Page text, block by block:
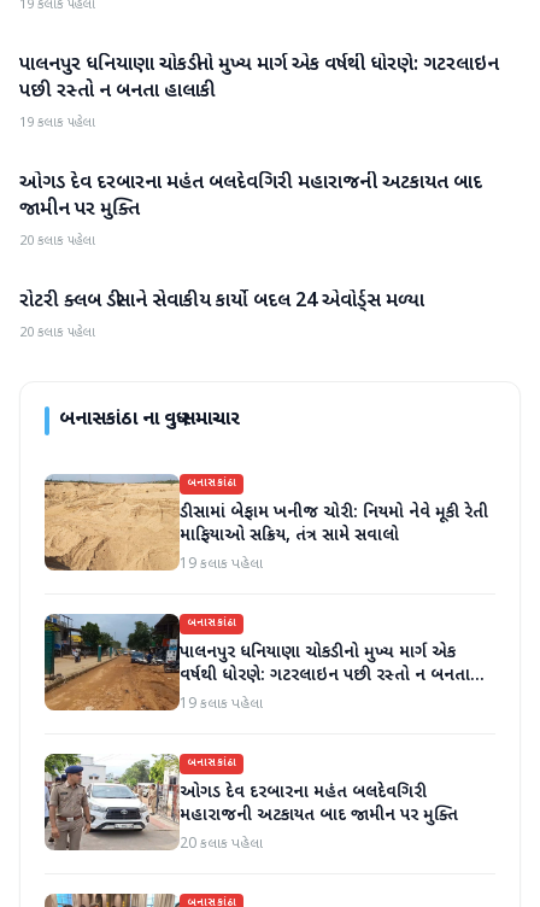
19 કલાક પહેલા
બનાસકાંઠા
પાલનપુર ધનિયાણા ચોકડીનો મુખ્ય માર્ગ એક વર્ષથી ધોરણે: ગટરલાઇન
પછી રસ્તો ન બનતા હાલાકી
19 કલાક પહેલા
બનાસકાંઠા
ઓગડ દેવ દરબારના મહંત બલદેવગિરી મહારાજની અટકાયત બાદ
જામીન પર મુક્તિ
20 કલાક પહેલા
બનાસકાંઠા
રોટરી ક્લબ ડીસાને સેવાકીય કાર્યો બદલ 24 એવોર્ડ્સ મળ્યા
20 કલાક પહેલા
બનાસકાંઠાના વધુ સમાચાર
બનાસકાંઠા
ડીસામાં બેફામ ખનીજ ચોરી: નિયમો નેવે મૂકી રેતી
માફિયાઓ સક્રિય, તંત્ર સામે સવાલો
19 કલાક પહેલા
બનાસકાંઠા
પાલનપુર ધનિયાણા ચોકડીનો મુખ્ય માર્ગ એક
વર્ષથી ધોરણે: ગટરલાઇન પછી રસ્તો ન બનતા
હાલાકી
19 કલાક પહેલા
બનાસકાંઠા
ઓગડ દેવ દરબારના મહંત બલદેવગિરી
મહારાજની અટકાયત બાદ જામીન પર મુક્તિ
20 કલાક પહેલા
બનાસકાંઠા